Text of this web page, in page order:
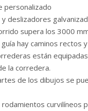
personalizado
y deslizadores
supera los 3000
guía hay caminos rectos
están
la corredera.
de los dibujos se
rodamientos curvilíneos